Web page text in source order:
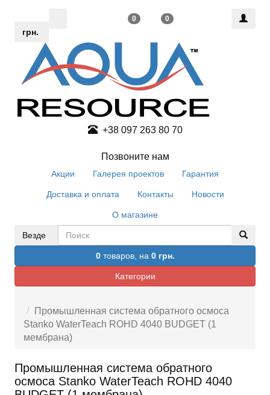
грн.
0 0
+38 097 263 80 70
Позвоните нам
Акции Галерея проектов Гарантия
Доставка и оплата Контакты Новости
О магазине
Везде
0товаров, на 0 грн.
Категории
Промышленная система обратного осмоса
Stanko WaterTeach ROHD 4040 BUDGET (1
мембрана)
Промышленная система обратного
осмоса Stanko WaterTeach ROHD 4040